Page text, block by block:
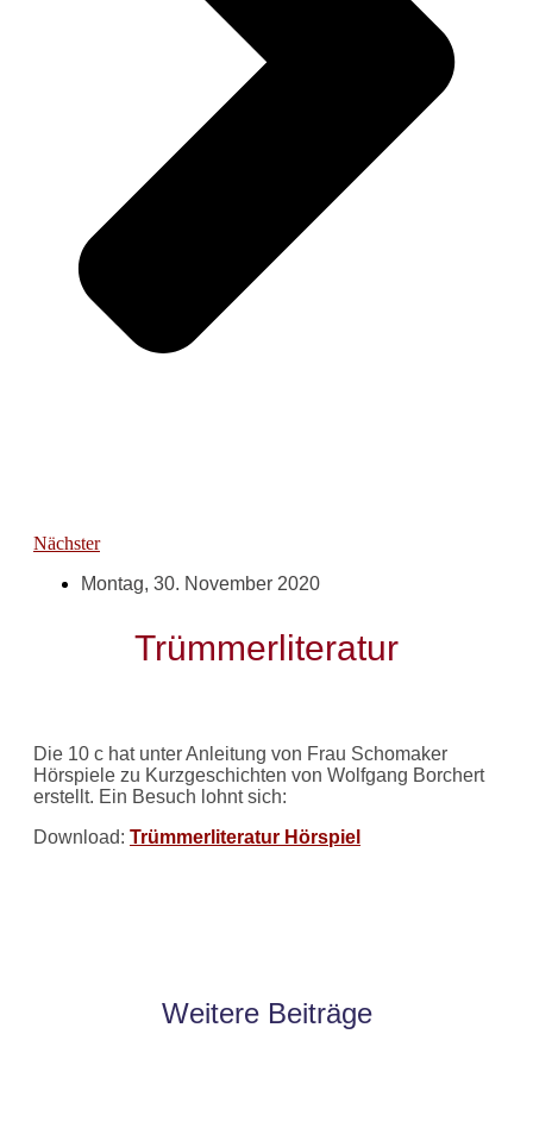
Nächster
Montag, 30. November 2020
Trümmerliteratur
Die 10 c hat unter Anleitung von Frau Schomaker
Hörspiele zu Kurzgeschichten von Wolfgang Borchert
erstellt. Ein Besuch lohnt sich:
Download: Trümmerliteratur Hörspiel
Weitere Beiträge